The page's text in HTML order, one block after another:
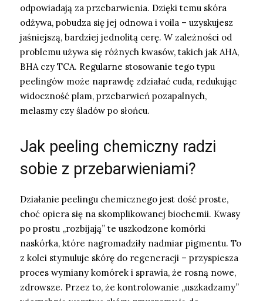
odpowiadają za przebarwienia. Dzięki temu skóra
odżywa, pobudza się jej odnowa i voila – uzyskujesz
jaśniejszą, bardziej jednolitą cerę. W zależności od
problemu używa się różnych kwasów, takich jak AHA,
BHA czy TCA. Regularne stosowanie tego typu
peelingów może naprawdę zdziałać cuda, redukując
widoczność plam, przebarwień pozapalnych,
melasmy czy śladów po słońcu.
Jak peeling chemiczny radzi
sobie z przebarwieniami?
Działanie peelingu chemicznego jest dość proste,
choć opiera się na skomplikowanej biochemii. Kwasy
po prostu „rozbijają” te uszkodzone komórki
naskórka, które nagromadziły nadmiar pigmentu. To
z kolei stymuluje skórę do regeneracji – przyspiesza
proces wymiany komórek i sprawia, że rosną nowe,
zdrowsze. Przez to, że kontrolowanie „uszkadzamy”